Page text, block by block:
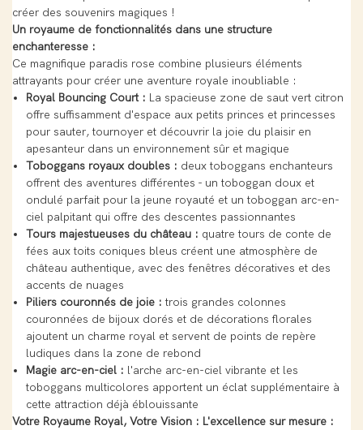
créer des souvenirs magiques !
Un royaume de fonctionnalités dans une structure
enchanteresse :
Ce magnifique paradis rose combine plusieurs éléments
attrayants pour créer une aventure royale inoubliable :
Royal Bouncing Court : La spacieuse zone de saut vert citron
offre suffisamment d'espace aux petits princes et princesses
pour sauter, tournoyer et découvrir la joie du plaisir en
apesanteur dans un environnement sûr et magique
Toboggans royaux doubles : deux toboggans enchanteurs
offrent des aventures différentes - un toboggan doux et
ondulé parfait pour la jeune royauté et un toboggan arc-en-
ciel palpitant qui offre des descentes passionnantes
Tours majestueuses du château : quatre tours de conte de
fées aux toits coniques bleus créent une atmosphère de
château authentique, avec des fenêtres décoratives et des
accents de nuages
Piliers couronnés de joie : trois grandes colonnes
couronnées de bijoux dorés et de décorations florales
ajoutent un charme royal et servent de points de repère
ludiques dans la zone de rebond
Magie arc-en-ciel : l'arche arc-en-ciel vibrante et les
toboggans multicolores apportent un éclat supplémentaire à
cette attraction déjà éblouissante
Votre Royaume Royal, Votre Vision : L'excellence sur mesure :